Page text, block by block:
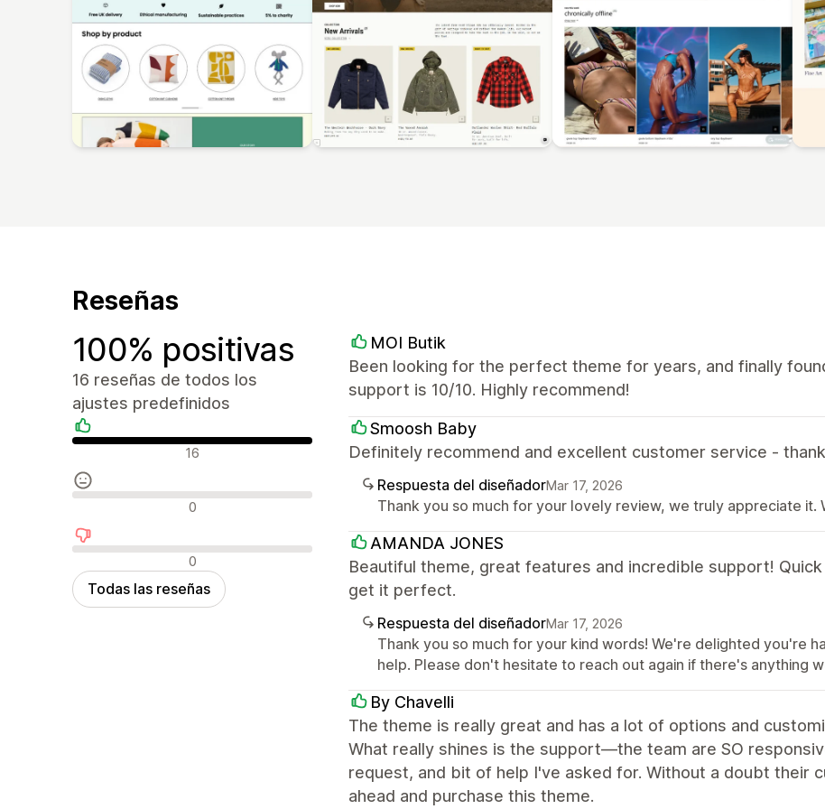
Reseñas
100% positivas
16 reseñas de todos los
ajustes predefinidos
Reseñas positivas16
Reseñas neutras 0
Reseñas negativas
0
Todas las reseñas
MOI Butik
Been looking for the perfect theme for years, and finally
support is 10/10. Highly recommend!
Smoosh Baby
Definitely recommend and excellent customer service -
Respuesta del diseñadorMar 17, 2026
Thank you so much for your lovely review, we truly appreciate it.
AMANDA JONES
Beautiful theme, great features and incredible support!
get it perfect.
Respuesta del diseñadorMar 17, 2026
Thank you so much for your kind words! We're delighted you're
help. Please don't hesitate to reach out again if there's anything
By Chavelli
The theme is really great and has a lot of options and
What really shines is the support—the team are SO
request, and bit of help I've asked for. Without a doubt their
ahead and purchase this theme.